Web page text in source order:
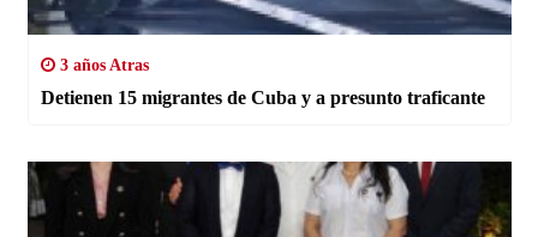
3 años Atras
Detienen 15 migrantes de Cuba y a presunto traficante